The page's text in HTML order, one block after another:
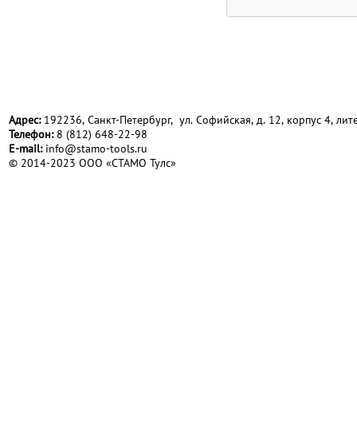
Адрес:192236, Санкт-Петербург, ул. Софийская, д. 12, корпус 4,
Телефон:8 (812) 648-22-98
Е-mail: info@stamo-tools.ru
© 2014-2023 ООО «СТАМО Тулс»